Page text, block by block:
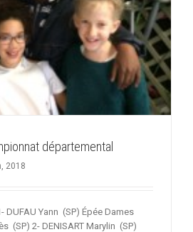
départemental
2018
DUFAU Yann (SP) Épée Dames
(SP) 2- DENISART Marylin (SP)